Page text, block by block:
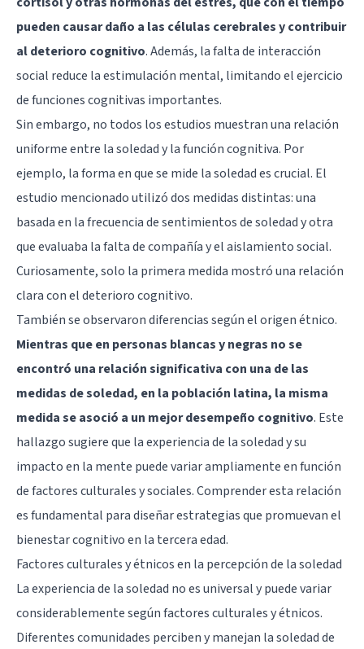
pueden causar daño a las células cerebrales y contribuir
al deterioro cognitivo. Además, la falta de interacción
social reduce la estimulación mental, limitando el ejercicio
de funciones cognitivas importantes.
Sin embargo, no todos los estudios muestran una relación
uniforme entre la soledad y la función cognitiva. Por
ejemplo, la forma en que se mide la soledad es crucial. El
estudio mencionado utilizó dos medidas distintas: una
basada en la frecuencia de sentimientos de soledad y otra
que evaluaba la falta de compañía y el aislamiento social.
Curiosamente, solo la primera medida mostró una relación
clara con el deterioro cognitivo.
También se observaron diferencias según el origen étnico.
Mientras que en personas blancas y negras no se
encontró una relación significativa con una de las
medidas de soledad, en la población latina, la misma
medida se asoció a un mejor desempeño cognitivo. Este
hallazgo sugiere que la experiencia de la soledad y su
impacto en la mente puede variar ampliamente en función
de factores culturales y sociales. Comprender esta relación
es fundamental para diseñar estrategias que promuevan el
bienestar cognitivo en la tercera edad.
Factores culturales y étnicos en la percepción de la soledad
La experiencia de la soledad no es universal y puede variar
considerablemente según factores culturales y étnicos.
Diferentes comunidades perciben y manejan la soledad de